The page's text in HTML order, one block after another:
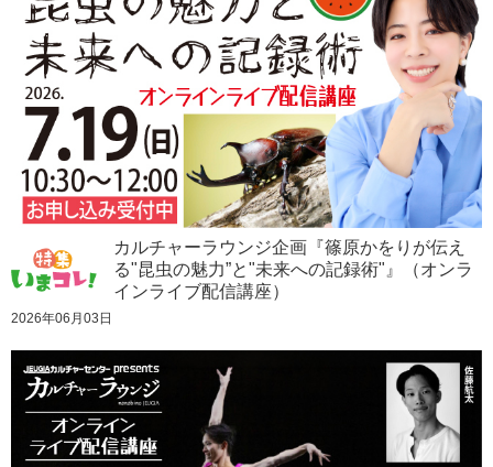
カルチャーラウンジ企画『篠原かをりが伝え
る"昆虫の魅力”と"未来への記録術"』（オンラ
インライブ配信講座）
2026年06月03日